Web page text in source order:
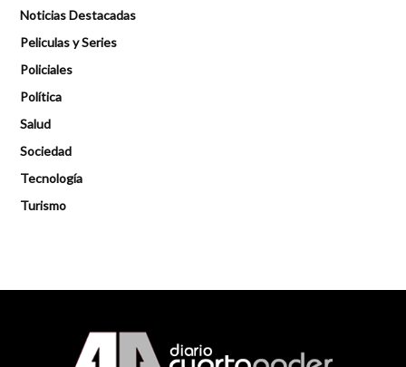
Noticias Destacadas
Peliculas y Series
Policiales
Política
Salud
Sociedad
Tecnología
Turismo